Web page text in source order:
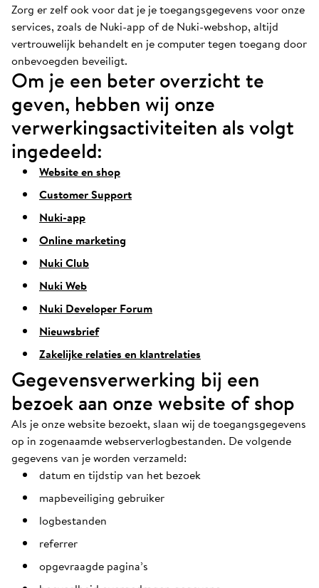
Zorg er zelf ook voor dat je je toegangsgegevens voor onze
services, zoals de Nuki-app of de Nuki-webshop, altijd
vertrouwelijk behandelt en je computer tegen toegang door
onbevoegden beveiligt.
Om je een beter overzicht te
geven, hebben wij onze
verwerkingsactiviteiten als volgt
ingedeeld:
Website en shop
Customer Support
Nuki-app
Online marketing
Nuki Club
Nuki Web
Nuki Developer Forum
Nieuwsbrief
Zakelijke relaties en klantrelaties
Gegevensverwerking bij een
bezoek aan onze website of shop
Als je onze website bezoekt, slaan wij de toegangsgegevens
op in zogenaamde webserverlogbestanden. De volgende
gegevens van je worden verzameld:
datum en tijdstip van het bezoek
mapbeveiliging gebruiker
logbestanden
referrer
opgevraagde pagina’s